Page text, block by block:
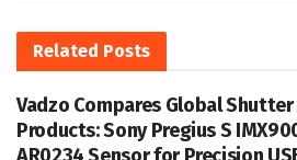
Related Posts
Vadzo Compares Global Shutter
Products: Sony Pregius S